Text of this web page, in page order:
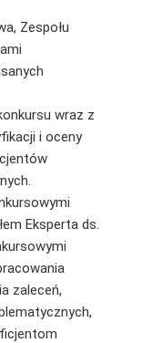
Zespołu
wraz z
i oceny
Eksperta ds.
zaleceń,